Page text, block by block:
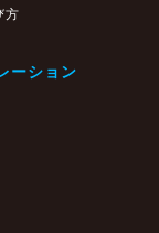
方
ーション